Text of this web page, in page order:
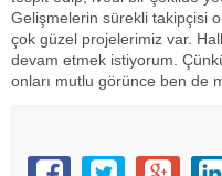
Gelişmelerin sürekli takipçisi
çok güzel projelerimiz var.
devam etmek istiyorum.
onları mutlu görünce ben de